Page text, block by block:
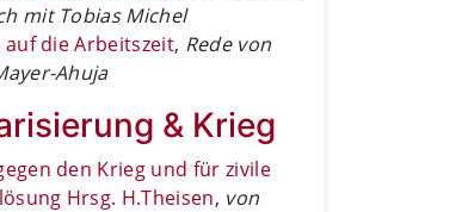
mit Tobias Michel
die Arbeitszeit, Rede von
Ahuja
& Krieg
den Krieg und für zivile
Hrsg. H.Theisen, von